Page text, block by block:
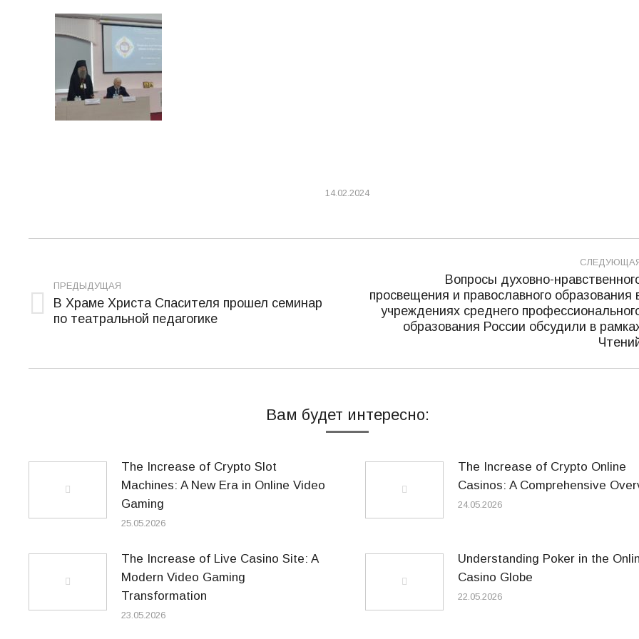
14.02.2024
записям
ПРЕДЫДУЩАЯ
Предыдущая
В Храме Христа Спасителя прошел семинар
по театральной педагогике
Следующая
запись:
Вопросы духовно-
просвещения и православного образования
учреждениях среднего
образования России обсудили в
Вам будет интересно:
The Increase of Crypto Slot
Machines: A New Era in Online Video
Gaming
25.05.2026
The Increase of Crypto Online
Casinos: A Comprehensive
24.05.2026
The Increase of Live Casino Site: A
Modern Video Gaming
Transformation
23.05.2026
Understanding Poker in the
Casino Globe
22.05.2026